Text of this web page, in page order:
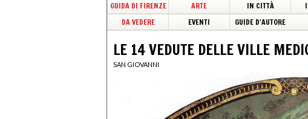
GUIDA DI FIRENZE ARTE IN CITTÀ
DA VEDERE
EVENTI GUIDE D'AUTORE
LE 14 VEDUTE DELLE VILLE
SAN GIOVANNI